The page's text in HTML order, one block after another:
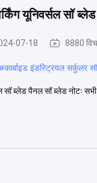
यूनिवर्सल सॉ
07-18 8880
#कार्बाइड इंडस्ट्रियल सर्कुलर
ब्लेड पैनल सॉ ब्लेड नोटः